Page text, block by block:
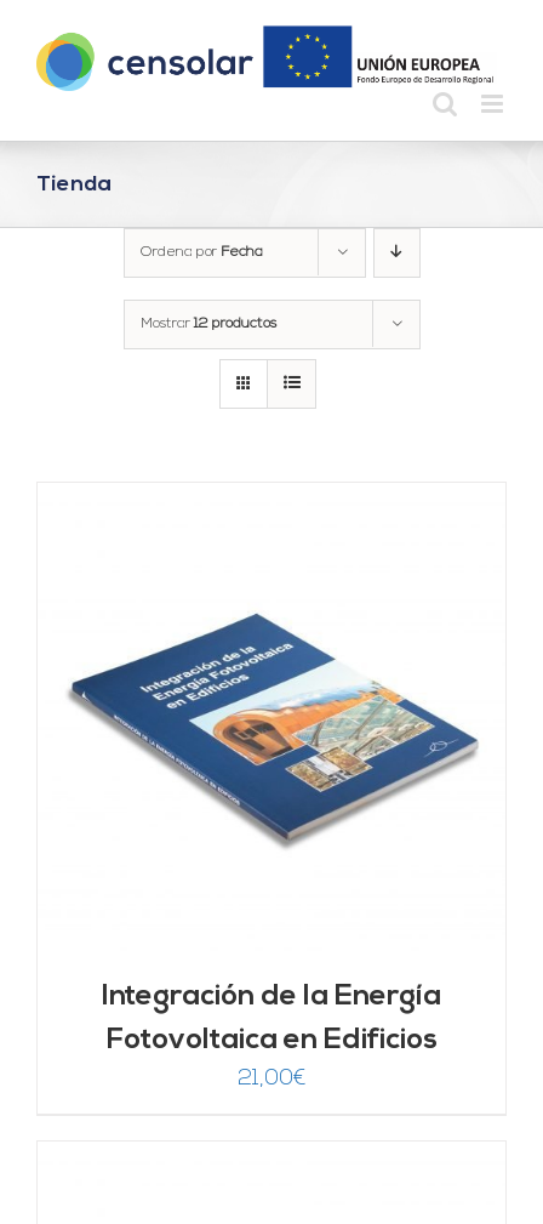
contenido
Tienda
Ordena por Fecha
Mostrar12 productos
Integración de la Energía
Fotovoltaica en Edificios
21,00€